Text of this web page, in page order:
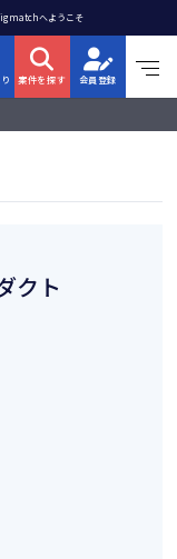
へようこそ
案件を探す 会員登録
クト